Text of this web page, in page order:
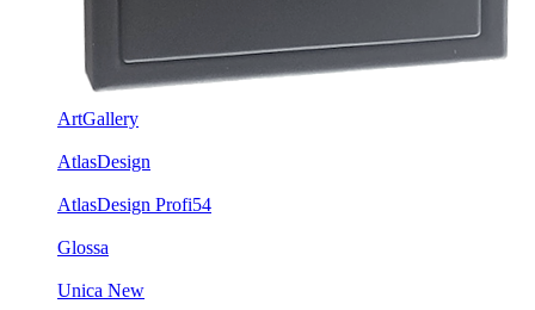
ArtGallery
AtlasDesign
AtlasDesign Profi54
Glossa
Unica New